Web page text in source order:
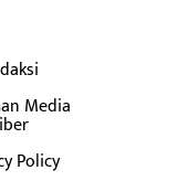
Media
Policy